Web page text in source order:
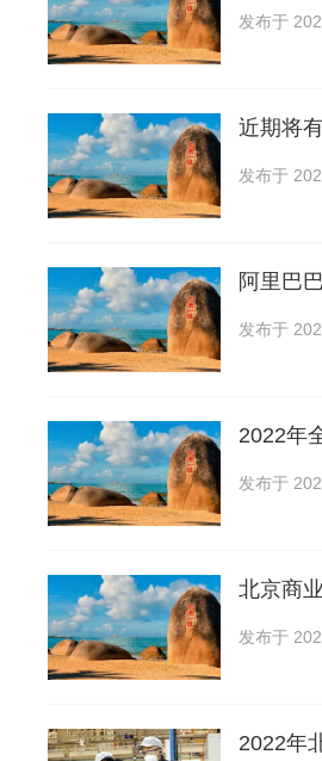
发布于
近期将
发布于
阿里巴
发布于
2022年
发布于
北京商
发布于
2022年